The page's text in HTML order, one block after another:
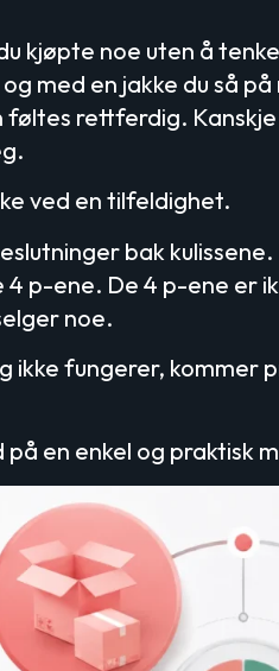
kjøpte noe uten å
med en jakke du så
føltes rettferdig.
ved en tilfeldighet.
bak
p-ene. De 4 p-ene er
noe.
ikke fungerer, kommer
på en enkel og praktisk